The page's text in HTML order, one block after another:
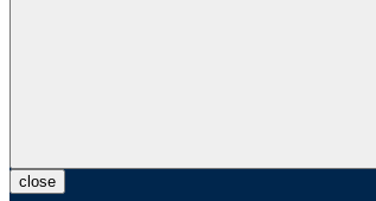
close